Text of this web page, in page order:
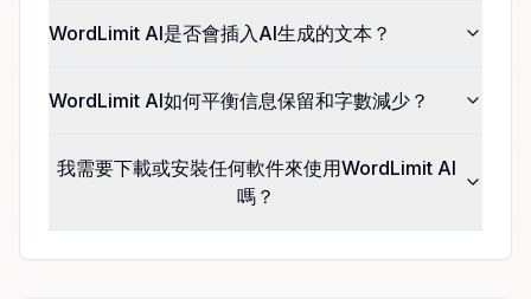
WordLimit AI是否會插入AI生成的文本？
WordLimit AI如何平衡信息保留和字數減少？
我需要下載或安裝任何軟件來使用WordLimit AI
嗎？